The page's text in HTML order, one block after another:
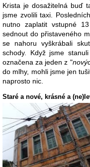
Krista je dosažitelná buď
jsme zvolili taxi.
nutno zaplatit vstupné
sednout do přistaveného
se nahoru vyškrábali
schody. Když jsme
označena za jeden z "
do mlhy, mohli jsme jen
naprosto nic.
Staré a nové, krásné a